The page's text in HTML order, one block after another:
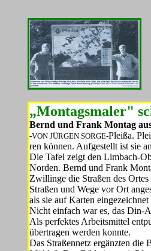
„Montagsmaler"
Bernd und Frank Montag
-VON JÜRGEN SORGE-Plei­ßa.
ren können. Aufgestellt ist sie
Die Tafel zeigt den Limbach-
Norden. Bernd und Frank
Zwillinge die Straßen des
Straßen und Wege vor Ort
als sie auf Karten
Nicht einfach war es, das Din-
Als perfektes Arbeitsmittel
übertragen werden konnte.
Das Straßennetz ergänzten die